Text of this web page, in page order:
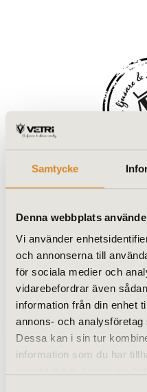
Samtycke
Denna webbplats
Vi använder
och annonserna till
för sociala medier och
vidarebefordrar även
information från din enhet
annons- och
Dessa kan i sin tur
information som du har
295
Telefon: